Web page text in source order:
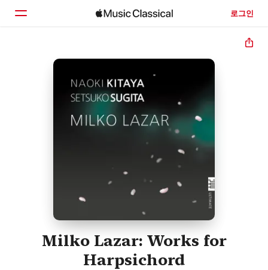
로그인
둘러보기
Milko Lazar: Works for
Harpsichord